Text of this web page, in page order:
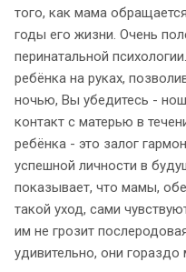
того, как мама
годы его жизни. Очень
перинатальной
ребёнка на руках,
ночью, Вы убедитесь -
контакт с матерью в
ребёнка - это залог
успешной личности в
показывает, что мамы,
такой уход, сами
им не грозит
удивительно, они